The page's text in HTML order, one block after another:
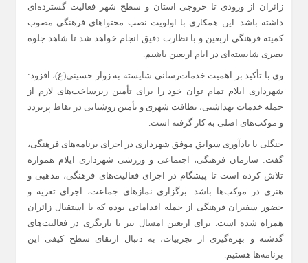
زائران از ورودی تا خروجی استان و سطح شهر فعالیت گسترده‌ای
داشته باشد. این همکاری با اولویت نصب محتواهای فرهنگی مصوب
کمیته فرهنگی اربعین و با نظارت دقیق انجام خواهد شد تا شاهد جلوه
بصری شایسته‌ای در ایام اربعین باشیم.
وی با تأکید بر اهمیت خدمات‌رسانی شایسته به زوار حسینی(ع)، افزود:
شهرداری ایلام تمام توان خود را برای تأمین زیرساخت‌های لازم از
جمله خدمات بهداشتی، نظافت شهری و تأمین روشنایی در نقاط پرتردد
و موکب‌های اصلی به کار گرفته است.
جنگلی با یادآوری سوابق موفق شهرداری در اجرای برنامه‌های فرهنگی،
گفت: سازمان فرهنگی، اجتماعی و ورزشی شهرداری ایلام همواره
تلاش کرده است تا پیشگام در اجرای فعالیت‌های فرهنگی، مذهبی و
هنری در موکب‌ها باشد. برگزاری نمازهای جماعت، اجرای تعزیه و
حضور سفیران فرهنگی از جمله اقداماتی بوده که با استقبال زائران
همراه شده است. برای اربعین امسال نیز با بازنگری در فعالیت‌های
گذشته و بهره‌گیری از تجربیات، به دنبال ارتقای سطح کیفی این
برنامه‌ها هستیم.